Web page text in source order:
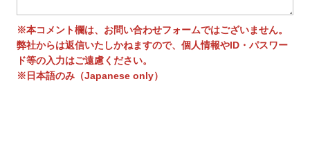
※本コメント欄は、お問い合わせフォームではございません。
弊社からは返信いたしかねますので、個人情報やID・パスワー
ド等の入力はご遠慮ください。
※日本語のみ（Japanese only）